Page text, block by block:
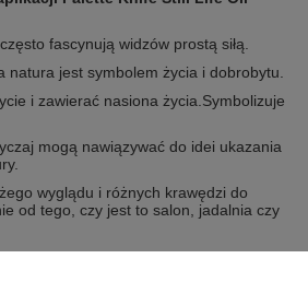
fascynują widzów prostą siłą.
natura jest symbolem życia i dobrobytu.
i zawierać nasiona życia.Symbolizuje
mogą nawiązywać do idei ukazania
wyglądu i różnych krawędzi do
od tego, czy jest to salon, jadalnia czy